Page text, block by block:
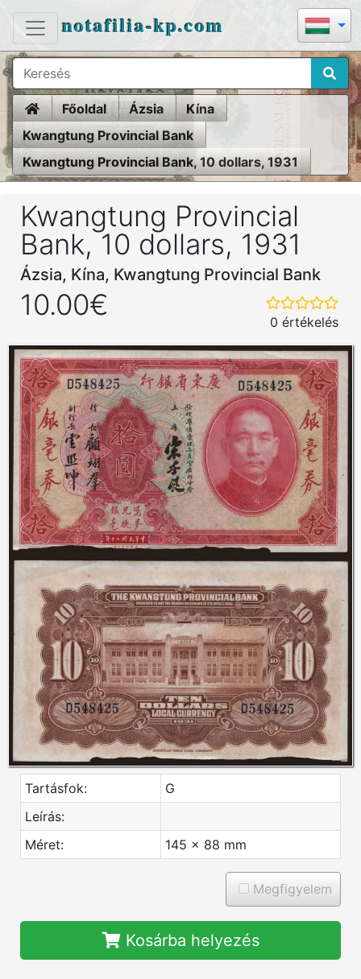
notafilia-kp.com
HomeFőoldal Ázsia
Kína
Kwangtung Provincial Bank
Kwangtung Provincial Bank, 10 dollars, 1931
Kwangtung Provincial
Bank, 10 dollars, 1931
Ázsia, Kína, Kwangtung Provincial Bank
10.00€
0 értékelés
Tartásfok:
G
Leírás:
Méret:
145 x 88 mm
Megfigyelem
Kosárba helyezés